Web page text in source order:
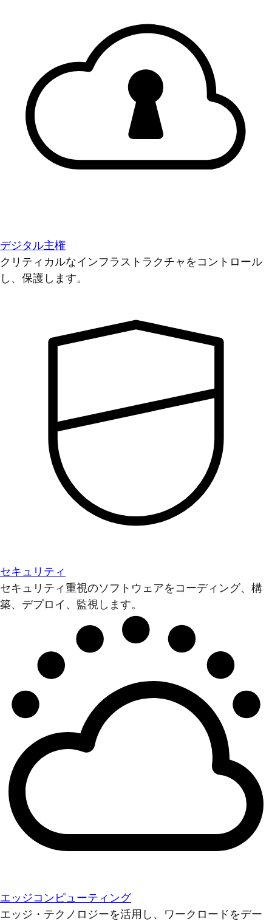
デジタル主権
クリティカルなインフラストラクチャをコントロール
し、保護します。
セキュリティ
セキュリティ重視のソフトウェアをコーディング、構
築、デプロイ、監視します。
エッジコンピューティング
エッジ・テクノロジーを活用し、ワークロードをデー